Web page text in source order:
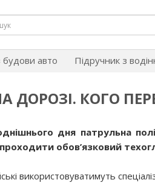
будови авто Підручник з
ДОРОЗІ. КОГО
дня патрульна
обов’язковий
використовуватимуть